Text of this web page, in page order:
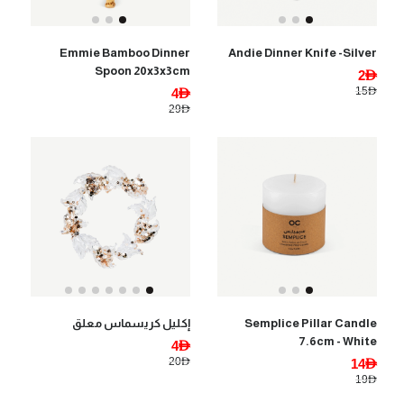
Andie Dinner Knife -Silver
2AED
15AED
Emmie Bamboo Dinner
Spoon 20x3x3cm
4AED
29AED
Semplice Pillar Candle
7.6cm - White
14AED
19AED
إكليل كريسماس معلق
4AED
20AED